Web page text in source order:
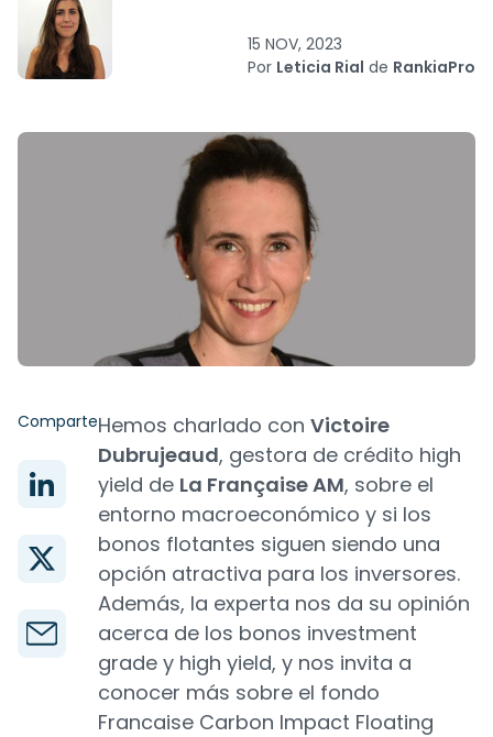
15 NOV, 2023
Por Leticia Rial de RankiaPro
ComparteHemos charlado con Victoire
Dubrujeaud, gestora de crédito high
yield de La Française AM, sobre el
entorno macroeconómico y si los
bonos flotantes siguen siendo una
opción atractiva para los inversores.
Además, la experta nos da su opinión
acerca de los bonos investment
grade y high yield, y nos invita a
conocer más sobre el fondo
Francaise Carbon Impact Floating